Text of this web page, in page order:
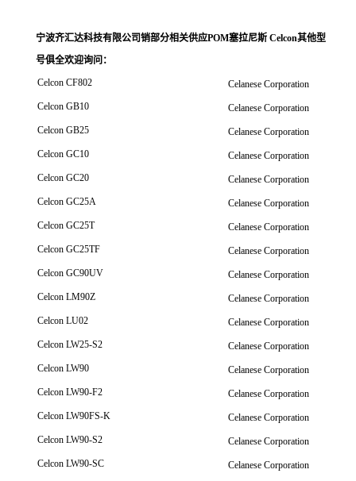
宁波齐汇达科技有限公司销部分相关供应POM塞拉尼斯 Celcon其他型
号俱全欢迎询问 ：
Celcon CF802
Celanese Corporation
Celcon GB10
Celanese Corporation
Celcon GB25
Celanese Corporation
Celcon GC10
Celanese Corporation
Celcon GC20
Celanese Corporation
Celcon GC25A
Celanese Corporation
Celcon GC25T
Celanese Corporation
Celcon GC25TF
Celanese Corporation
Celcon GC90UV
Celanese Corporation
Celcon LM90Z
Celanese Corporation
Celcon LU02
Celanese Corporation
Celcon LW25-S2
Celanese Corporation
Celcon LW90
Celanese Corporation
Celcon LW90-F2
Celanese Corporation
Celcon LW90FS-K
Celanese Corporation
Celcon LW90-S2
Celanese Corporation
Celcon LW90-SC
Celanese Corporation